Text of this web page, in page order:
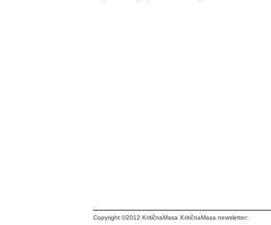
Copyright ©2012 KritičnaMasa KritičnaMasa newsletter: